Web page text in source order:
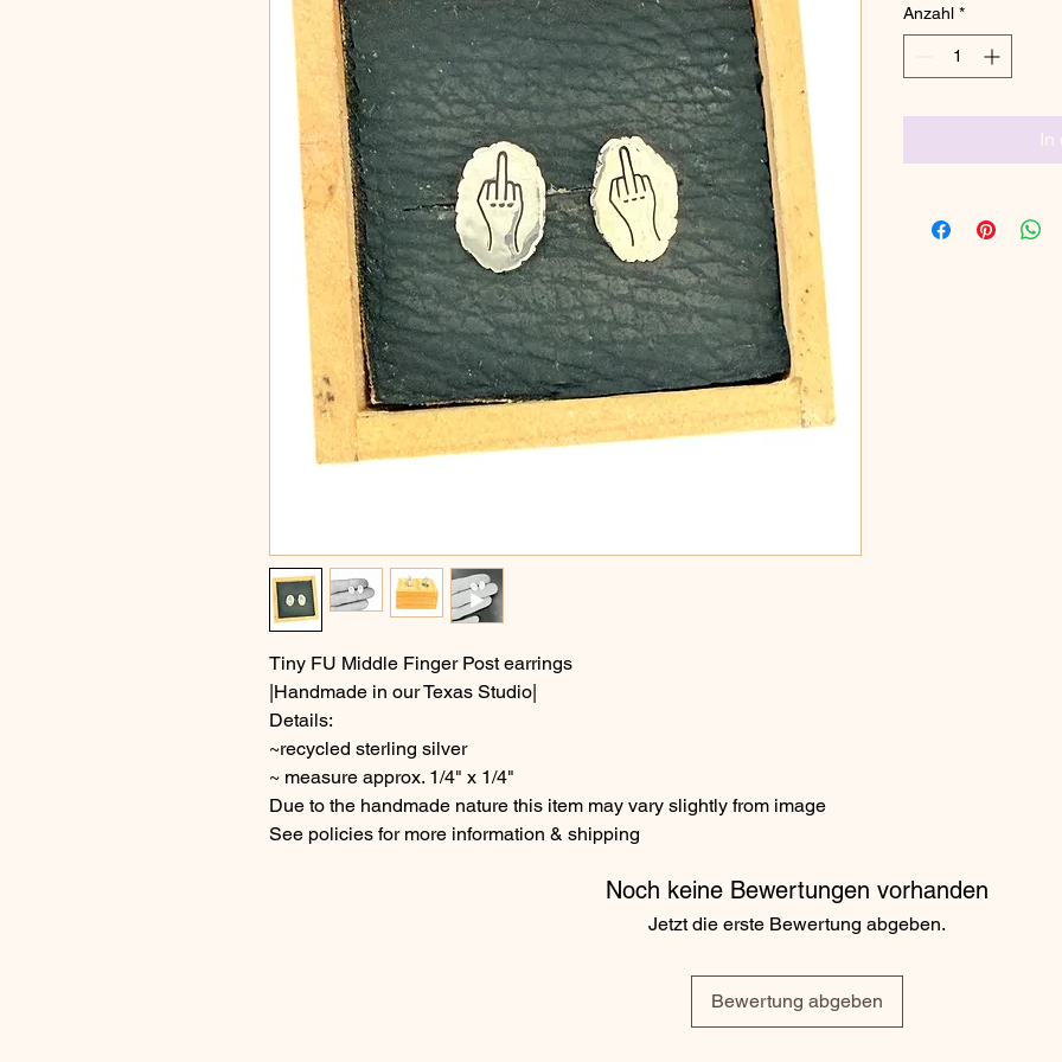
Tiny FU Middle Finger Post earrings
|Handmade in our Texas Studio|
Details:
~recycled sterling silver
~ measure approx. 1/4" x 1/4"
Due to the handmade nature this item may vary slightly from image
See policies for more information & shipping
Anzahl *
In
Noch keine Bewertungen vorhanden
Jetzt die erste Bewertung abgeben.
Bewertung abgeben